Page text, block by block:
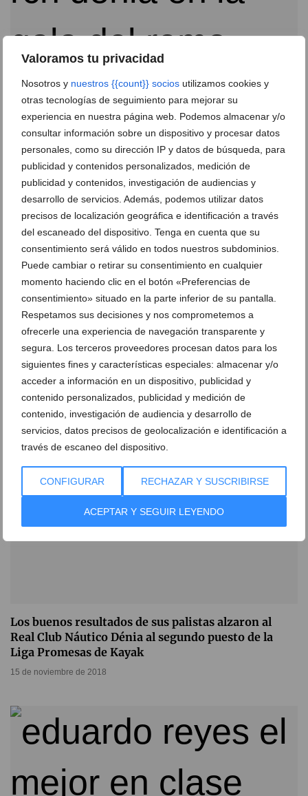
Valoramos tu privacidad
Nosotros y nuestros {{count}} socios utilizamos cookies y
otras tecnologías de seguimiento para mejorar su
experiencia en nuestra página web. Podemos almacenar y/o
consultar información sobre un dispositivo y procesar datos
personales, como su dirección IP y datos de búsqueda, para
publicidad y contenidos personalizados, medición de
publicidad y contenidos, investigación de audiencias y
desarrollo de servicios. Además, podemos utilizar datos
precisos de localización geográfica e identificación a través
del escaneado del dispositivo. Tenga en cuenta que su
consentimiento será válido en todos nuestros subdominios.
Puede cambiar o retirar su consentimiento en cualquier
momento haciendo clic en el botón «Preferencias de
consentimiento» situado en la parte inferior de su pantalla.
Respetamos sus decisiones y nos comprometemos a
ofrecerle una experiencia de navegación transparente y
segura. Los terceros proveedores procesan datos para los
siguientes fines y características especiales: almacenar y/o
acceder a información en un dispositivo, publicidad y
contenido personalizados, publicidad y medición de
contenido, investigación de audiencia y desarrollo de
servicios, datos precisos de geolocalización e identificación a
través de escaneo del dispositivo.
CONFIGURAR RECHAZAR Y SUSCRIBIRSE
ACEPTAR Y SEGUIR LEYENDO
Varios deportistas del Real Club Náutico Dénia
fueron galardonados en la ‘Gala del Remo 2018’
21 de noviembre de 2018
El Real Club Náutico celebrará este sábado su
concurso de pesca ‘Sepiamor 2018’
16 de noviembre de 2018
Los buenos resultados de sus palistas alzaron al
Real Club Náutico Dénia al segundo puesto de la
Liga Promesas de Kayak
15 de noviembre de 2018